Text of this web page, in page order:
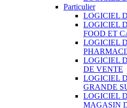
Particulier
LOGICIEL
LOGICIEL
FOOD ET
LOGICIEL
LOGICIEL
DE VENTE
LOGICIEL
GRANDE
LOGICIEL
MAGASIN